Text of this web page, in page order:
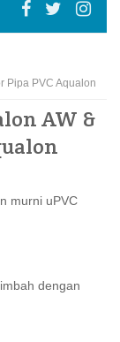
Pipa PVC Aqualon
AW &
murni uPVC
dengan